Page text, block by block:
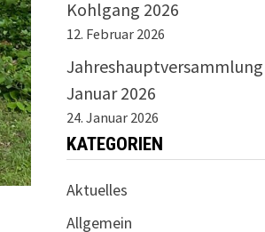
Kohlgang 2026
12. Februar 2026
Jahreshauptversammlung
Januar 2026
24. Januar 2026
KATEGORIEN
Aktuelles
Allgemein